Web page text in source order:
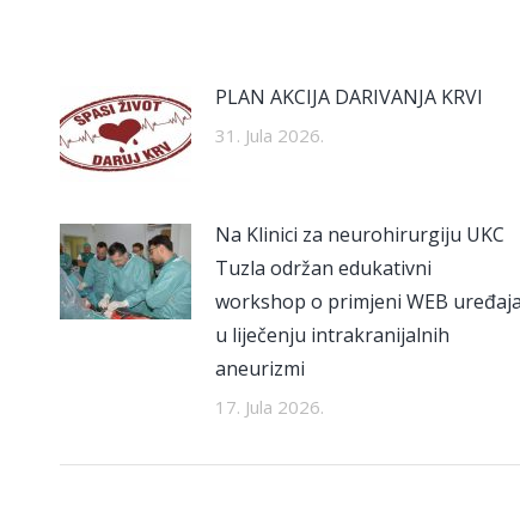
PLAN AKCIJA DARIVANJA KRVI
31. Jula 2026.
Na Klinici za neurohirurgiju UKC
Tuzla održan edukativni
workshop o primjeni WEB uređaja
u liječenju intrakranijalnih
aneurizmi
17. Jula 2026.